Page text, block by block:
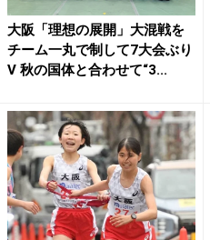
大阪「理想の展開」大混戦を
チーム一丸で制して7大会ぶり
V 秋の国体と合わせて“3...